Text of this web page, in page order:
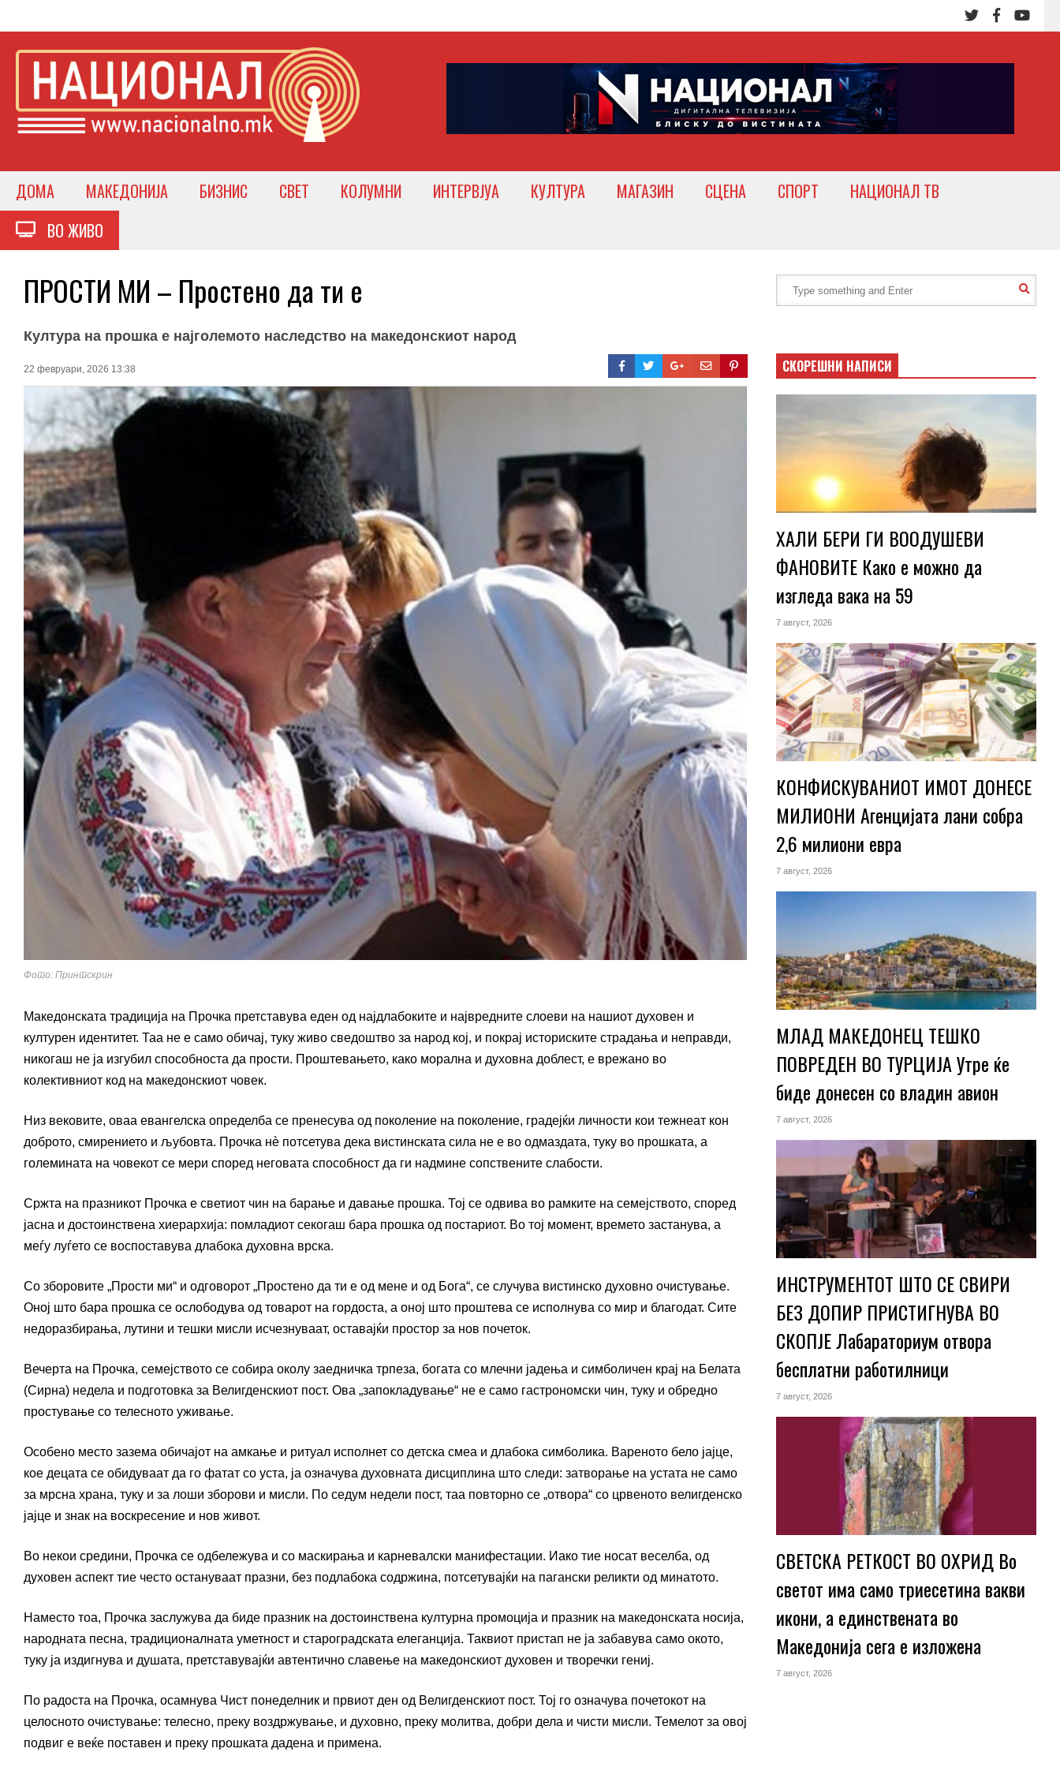
ДОМА МАКЕДОНИЈА БИЗНИС СВЕТ КОЛУМНИ ИНТЕРВЈУА КУЛТУРА МАГАЗИН СЦЕНА СПОРТ
НАЦИОНАЛ ТВ
ВО ЖИВО
ПРОСТИ МИ – Простено да ти е
Култура на прошка е најголемото наследство на македонскиот народ
22 февруари, 2026 13:38
Фото: Принтскрин
Македонската традиција на Прочка претставува еден од најдлабоките и највредните слоеви на нашиот духовен и
културен идентитет. Таа не е само обичај, туку живо сведоштво за народ кој, и покрај историските страдања и неправди,
никогаш не ја изгубил способноста да прости. Проштевањето, како морална и духовна доблест, е врежано во
колективниот код на македонскиот човек.
Низ вековите, оваа евангелска определба се пренесува од поколение на поколение, градејќи личности кои тежнеат кон
доброто, смирението и љубовта. Прочка нè потсетува дека вистинската сила не е во одмаздата, туку во прошката, а
големината на човекот се мери според неговата способност да ги надмине сопствените слабости.
Сржта на празникот Прочка е светиот чин на барање и давање прошка. Тој се одвива во рамките на семејството, според
јасна и достоинствена хиерархија: помладиот секогаш бара прошка од постариот. Во тој момент, времето застанува, а
меѓу луѓето се воспоставува длабока духовна врска.
Со зборовите „Прости ми“ и одговорот „Простено да ти е од мене и од Бога“, се случува вистинско духовно очистување.
Оној што бара прошка се ослободува од товарот на гордоста, а оној што проштева се исполнува со мир и благодат. Сите
недоразбирања, лутини и тешки мисли исчезнуваат, оставајќи простор за нов почеток.
Вечерта на Прочка, семејството се собира околу заедничка трпеза, богата со млечни јадења и симболичен крај на Белата
(Сирна) недела и подготовка за Велигденскиот пост. Ова „запокладување“ не е само гастрономски чин, туку и обредно
простување со телесното уживање.
Особено место зазема обичајот на амкање и ритуал исполнет со детска смеа и длабока симболика. Вареното бело јајце,
кое децата се обидуваат да го фатат со уста, ја означува духовната дисциплина што следи: затворање на устата не само
за мрсна храна, туку и за лоши зборови и мисли. По седум недели пост, таа повторно се „отвора“ со црвеното велигденско
јајце и знак на воскресение и нов живот.
Во некои средини, Прочка се одбележува и со маскирања и карневалски манифестации. Иако тие носат веселба, од
духовен аспект тие често остануваат празни, без подлабока содржина, потсетувајќи на пагански реликти од минатото.
Наместо тоа, Прочка заслужува да биде празник на достоинствена културна промоција и празник на македонската носија,
народната песна, традиционалната уметност и староградската елеганција. Таквиот пристап не ја забавува само окото,
туку ја издигнува и душата, претставувајќи автентично славење на македонскиот духовен и творечки гениј.
По радоста на Прочка, осамнува Чист понеделник и првиот ден од Велигденскиот пост. Тој го означува почетокот на
целосното очистување: телесно, преку воздржување, и духовно, преку молитва, добри дела и чисти мисли. Темелот за овој
подвиг е веќе поставен и преку прошката дадена и примена.
СКОРЕШНИ НАПИСИ
ХАЛИ БЕРИ ГИ ВООДУШЕВИ
ФАНОВИТЕ Како е можно да
изгледа вака на 59
7 август, 2026
КОНФИСКУВАНИОТ ИМОТ ДОНЕСЕ
МИЛИОНИ Агенцијата лани собра
2,6 милиони евра
7 август, 2026
МЛАД МАКЕДОНЕЦ ТЕШКО
ПОВРЕДЕН ВО ТУРЦИЈА Утре ќе
биде донесен со владин авион
7 август, 2026
ИНСТРУМЕНТОТ ШТО СЕ СВИРИ
БЕЗ ДОПИР ПРИСТИГНУВА ВО
СКОПЈЕ Лабараториум отвора
бесплатни работилници
7 август, 2026
СВЕТСКА РЕТКОСТ ВО ОХРИД Во
светот има само триесетина вакви
икони, а единствената во
Македонија сега е изложена
7 август, 2026